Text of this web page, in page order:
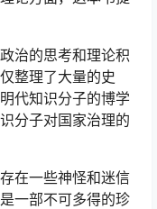
治的思考和理论积
整理了大量的史
代知识分子的博学
分子对国家治理的
在一些神怪和迷信
一部不可多得的珍